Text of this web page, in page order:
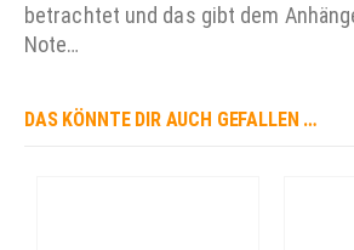
betrachtet und das gibt dem
Note…
DAS KÖNNTE DIR AUCH GEFALLEN …